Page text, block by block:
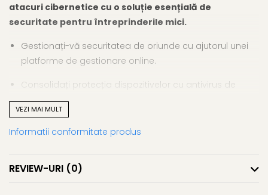
atacuri cibernetice cu o soluție esențială de
securitate pentru întreprinderile mici.
Gestionați-vă securitatea de oriunde cu ajutorul unei
platforme de gestionare online.
Consolidați protecția dispozitivelor cu antivirus de
ultimă generație și detectarea amenințărilor bazată pe
inteligență artificială.
Preîntâmpinați phishing-ul și scurgerile de date cu un
firewall și mai multe module de protecție.
Protecția dispozitivelor
VEZI MAI MULT
Informatii conformitate produs
REVIEW-URI (0)